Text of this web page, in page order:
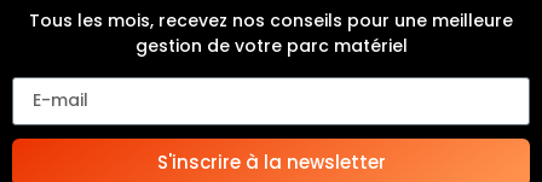
Tous les mois, recevez nos conseils pour une meilleure
gestion de votre parc matériel
S'inscrire à la newsletter